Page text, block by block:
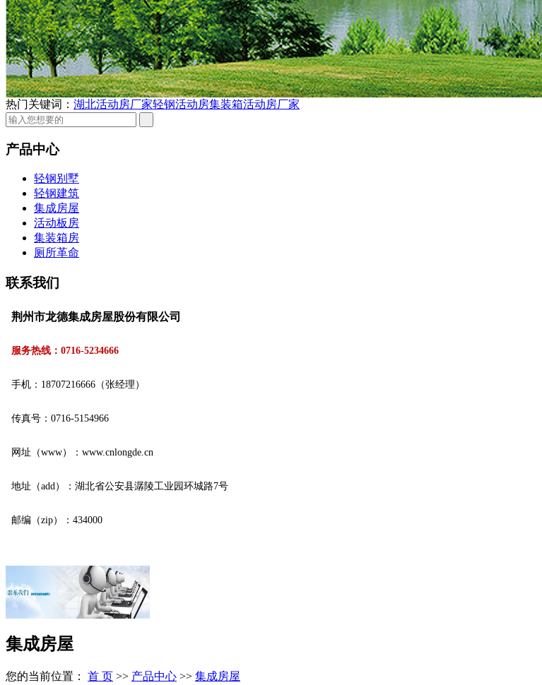
热门关键词： 湖北活动房厂家轻钢活动房集装箱活动房厂家
产品中心
轻钢别墅
轻钢建筑
集成房屋
活动板房
集装箱房
厕所革命
联系我们
荆州市龙德集成房屋股份有限公司
服务热线：0716-5234666
手机：18707216666（张经理）
传真号：0716-5154966
网址（www）：www.cnlongde.cn
地址（add）：湖北省公安县潺陵工业园环城路7号
邮编（zip）：434000
集成房屋
您的当前位置： 首 页 >> 产品中心 >> 集成房屋